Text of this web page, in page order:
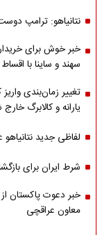
نتانیاهو: ترامپ
خبر خوش برای
سهند و ساینا با
یارانه و کالابرگ
لفاظی جدید نتانیاهو
شرط ایران برای
خبر دعوت پاکستان
معاون عراقچی